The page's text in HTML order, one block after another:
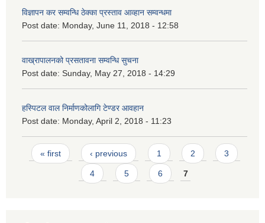
विज्ञापन कर सम्वन्धि ठेक्का प्रस्ताव आव्हान सम्वन्धमा
Post date: Monday, June 11, 2018 - 12:58
वाख्रापालनको प्रसतावना सम्वन्धि सुचना
Post date: Sunday, May 27, 2018 - 14:29
हस्पिटल वाल निर्माणकोलागि टेण्डर आवहान
Post date: Monday, April 2, 2018 - 11:23
Pages
« first ‹ previous 1 2 3
4 5 6 7